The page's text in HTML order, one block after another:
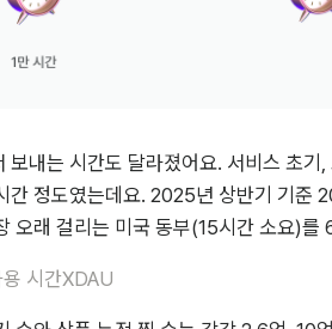
보내는 시간도 달라졌어요. 서비스 초
간 정도였는데요. 2025년 상반기 기준
오래 걸리는 미국 동부(15시간 소요)
시간XDAU